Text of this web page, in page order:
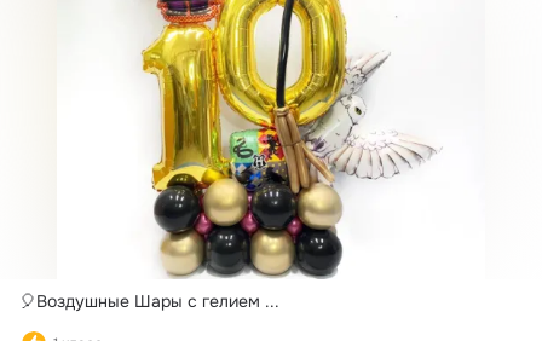
🎈Воздушные Шары с гелием ...